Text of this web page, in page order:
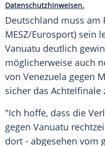
Datenschutzhinweisen.
Deutschland muss am
MESZ/Eurosport) sein
Vanuatu deutlich
möglicherweise auch
von Venezuela gegen
sicher das Achtelfinale
"Ich hoffe, dass die
gegen Vanuatu
dort - abgesehen vom